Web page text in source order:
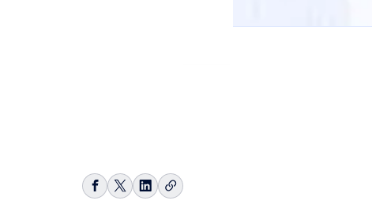
Facebook
ShareLinkedIn
リ